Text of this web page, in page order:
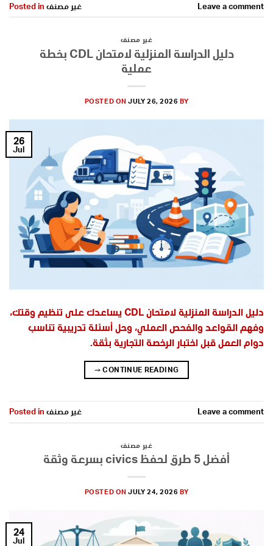
Posted in غير مصنف Leave a comment
غير مصنف
دليل الدراسة المنزلية لامتحان CDL بخطة
عملية
POSTED ONJULY 26, 2026 BY
26
Jul
دليل الدراسة المنزلية لامتحان CDL يساعدك على تنظيم وقتك،
وفهم القواعد والفحص العملي، وحل أسئلة تدريبية تناسب
دوام العمل قبل اختبار الرخصة التجارية بثقة.
CONTINUE READING
→
Posted in غير مصنف Leave a comment
غير مصنف
أفضل 5 طرق لحفظ civics بسرعة وثقة
POSTED ONJULY 24, 2026 BY
24
Jul